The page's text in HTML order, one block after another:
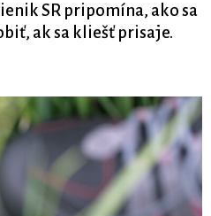
SR pripomína, ako sa
ak sa kliešť prisaje.